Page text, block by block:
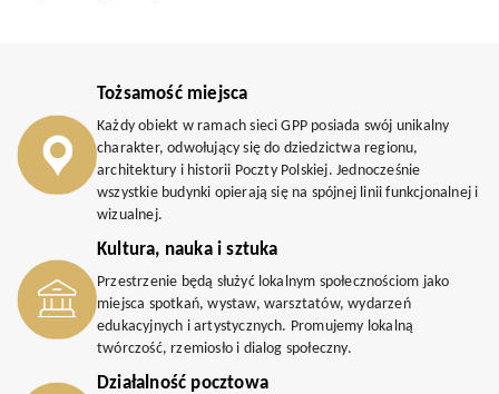
Tożsamość miejsca
Każdy obiekt w ramach sieci GPP posiada swój unikalny
charakter, odwołujący się do dziedzictwa regionu,
architektury i historii Poczty Polskiej. Jednocześnie
wszystkie budynki opierają się na spójnej linii funkcjonalnej i
wizualnej.
Kultura, nauka i sztuka
Przestrzenie będą służyć lokalnym społecznościom jako
miejsca spotkań, wystaw, warsztatów, wydarzeń
edukacyjnych i artystycznych. Promujemy lokalną
twórczość, rzemiosło i dialog społeczny.
Działalność pocztowa